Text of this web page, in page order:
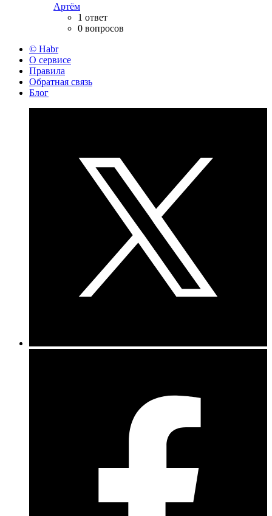
Артём
1 ответ
0 вопросов
© Habr
О сервисе
Правила
Обратная связь
Блог